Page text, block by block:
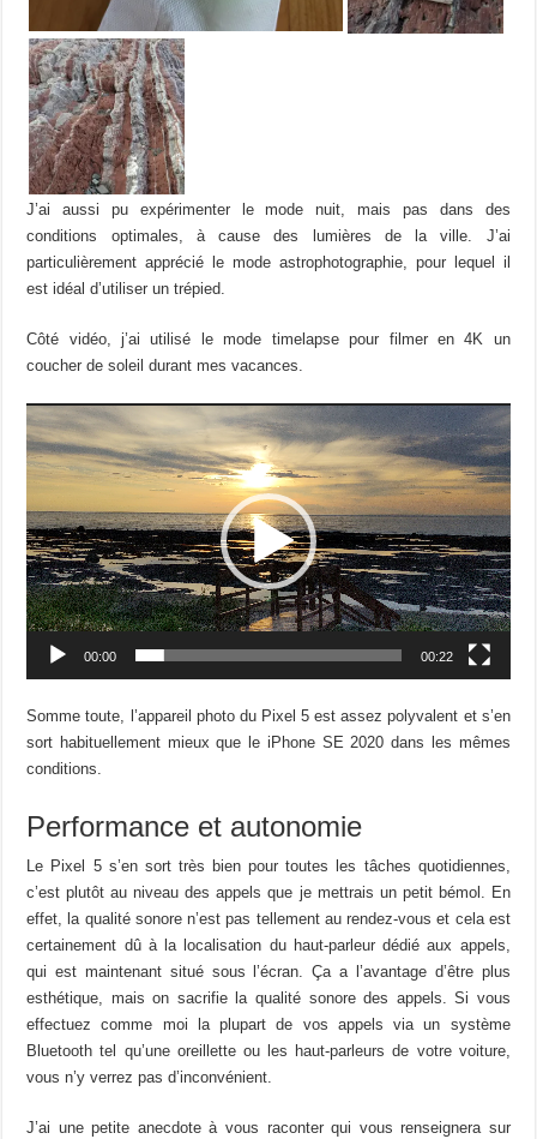
J’ai aussi pu expérimenter le mode nuit, mais pas dans des
conditions optimales, à cause des lumières de la ville. J’ai
particulièrement apprécié le mode astrophotographie, pour lequel il
est idéal d’utiliser un trépied.
Côté vidéo, j’ai utilisé le mode timelapse pour filmer en 4K un
coucher de soleil durant mes vacances.
Lecteur
vidéo
00:00 00:22
Somme toute, l’appareil photo du Pixel 5 est assez polyvalent et s’en
sort habituellement mieux que le iPhone SE 2020 dans les mêmes
conditions.
Performance et autonomie
Le Pixel 5 s’en sort très bien pour toutes les tâches quotidiennes,
c’est plutôt au niveau des appels que je mettrais un petit bémol. En
effet, la qualité sonore n’est pas tellement au rendez-vous et cela est
certainement dû à la localisation du haut-parleur dédié aux appels,
qui est maintenant situé sous l’écran. Ça a l’avantage d’être plus
esthétique, mais on sacrifie la qualité sonore des appels. Si vous
effectuez comme moi la plupart de vos appels via un système
Bluetooth tel qu’une oreillette ou les haut-parleurs de votre voiture,
vous n’y verrez pas d’inconvénient.
J’ai une petite anecdote à vous raconter qui vous renseignera sur